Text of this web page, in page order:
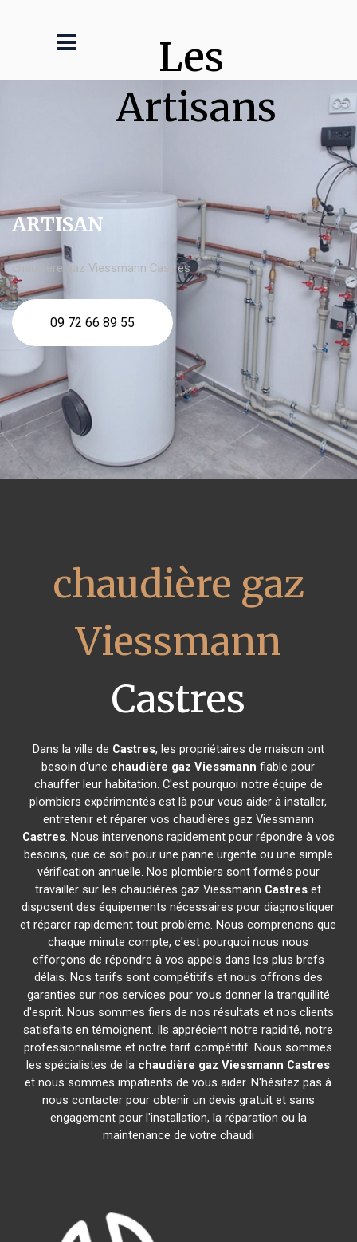
Les
Artisans
ARTISAN
chaudière gaz Viessmann Castres
09 72 66 89 55
chaudière gaz
Viessmann
Castres
Dans la ville de Castres, les propriétaires de maison ont
besoin d'une chaudière gaz Viessmann fiable pour
chauffer leur habitation. C'est pourquoi notre équipe de
plombiers expérimentés est là pour vous aider à installer,
entretenir et réparer vos chaudières gaz Viessmann
Castres. Nous intervenons rapidement pour répondre à vos
besoins, que ce soit pour une panne urgente ou une simple
vérification annuelle. Nos plombiers sont formés pour
travailler sur les chaudières gaz Viessmann Castres et
disposent des équipements nécessaires pour diagnostiquer
et réparer rapidement tout problème. Nous comprenons que
chaque minute compte, c'est pourquoi nous nous
efforçons de répondre à vos appels dans les plus brefs
délais. Nos tarifs sont compétitifs et nous offrons des
garanties sur nos services pour vous donner la tranquillité
d'esprit. Nous sommes fiers de nos résultats et nos clients
satisfaits en témoignent. Ils apprécient notre rapidité, notre
professionnalisme et notre tarif compétitif. Nous sommes
les spécialistes de la chaudière gaz Viessmann Castres
et nous sommes impatients de vous aider. N'hésitez pas à
nous contacter pour obtenir un devis gratuit et sans
engagement pour l'installation, la réparation ou la
maintenance de votre chaudi